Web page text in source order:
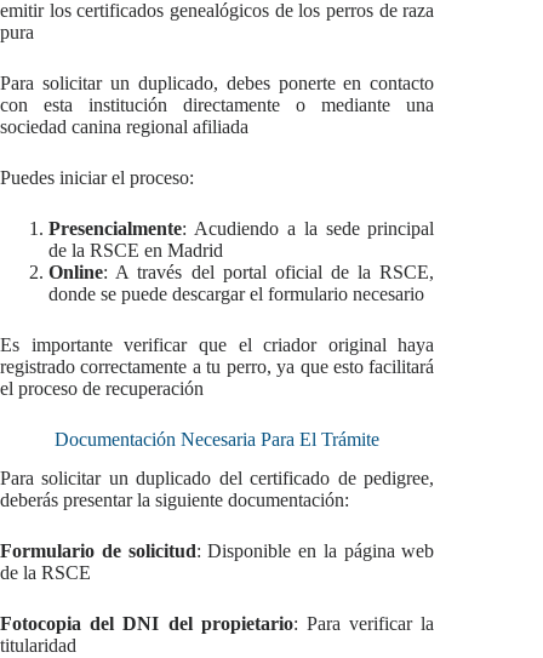
emitir los certificados genealógicos de los perros de raza
pura
Para solicitar un duplicado, debes ponerte en contacto
con esta institución directamente o mediante una
sociedad canina regional afiliada
Puedes iniciar el proceso:
Presencialmente: Acudiendo a la sede principal
de la RSCE en Madrid
Online: A través del portal oficial de la RSCE,
donde se puede descargar el formulario necesario
Es importante verificar que el criador original haya
registrado correctamente a tu perro, ya que esto facilitará
el proceso de recuperación
Documentación Necesaria Para El Trámite
Para solicitar un duplicado del certificado de pedigree,
deberás presentar la siguiente documentación:
Formulario de solicitud: Disponible en la página web
de la RSCE
Fotocopia del DNI del propietario: Para verificar la
titularidad